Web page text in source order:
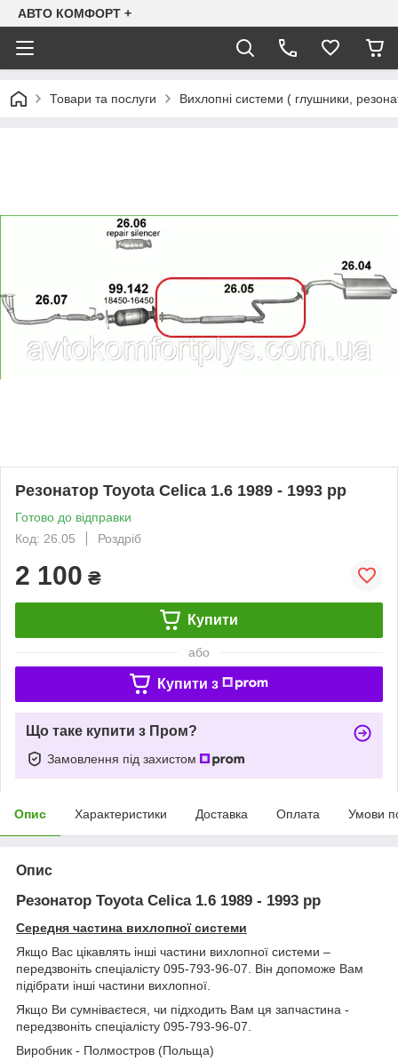
АВТО КОМФОРТ +
Товари та послуги Вихлопні системи ( глушники,
Резонатор Toyota Celica 1.6 1989 - 1993 рр
Готово до відправки
Код: 26.05
Роздріб
2 100 ₴
Купити
або
Купити з
Що таке купити з Пром?
Замовлення під захистом
Опис Характеристики Доставка Оплата Умови
Опис
Резонатор Toyota Celica 1.6 1989 - 1993 рр
Середня частина вихлопної системи
Якщо Вас цікавлять інші частини вихлопної системи –
передзвоніть спеціалісту 095-793-96-07. Він допоможе Вам
підібрати інші частини вихлопної.
Якщо Ви сумніваєтеся, чи підходить Вам ця запчастина -
передзвоніть спеціалісту 095-793-96-07.
Виробник - Полмостров (Польща)